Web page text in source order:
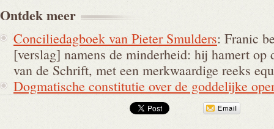
Ontdekmeer
Conciliedagboek van Pieter Smulders: Franic
[verslag] namens de minderheid: hij hamert
van de Schrift, met een merkwaardige reeks
Dogmatische constitutie over de goddelijke